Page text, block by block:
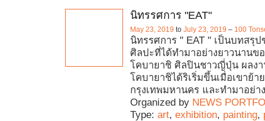
นิทรรศการ "EAT"
May 23, 2019 to July 23, 2019 – 100
นิทรรศการ " EAT " เป็นบทสรุป
ศิลปะที่ได้ทำมาอย่างยาวนานข
โคบายาชิ ศิลปินชาวญี่ปุ่น ผลง
โคบายาชิได้ริเริ่มขึ้นเมื่อเขาย้า
กรุงเทพมหานคร และทำมาอย่า
Organized by NEWS
Type: art, exhibition, painting,